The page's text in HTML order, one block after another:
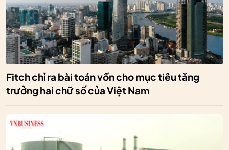
Fitch chỉ ra bài toán vốn cho mục tiêu tăng
trưởng hai chữ số của Việt Nam